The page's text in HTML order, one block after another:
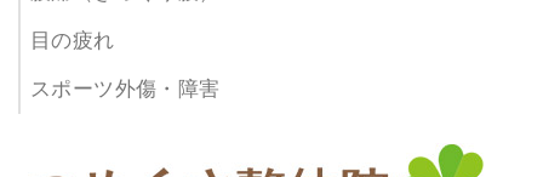
目の疲れ
スポーツ外傷・障害